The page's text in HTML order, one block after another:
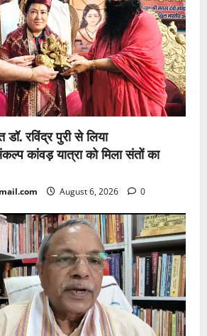
रविंद्र पुरी से लिया
कांवड़ यात्रा को मिला संतों का
August 6, 2026 0